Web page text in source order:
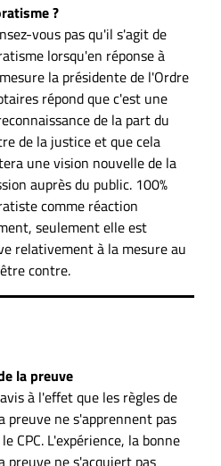
?
vous pas qu'il s'agit de
lorsqu'en réponse à
la présidente de l'Ordre
répond que c'est une
de la part du
de la justice et que cela
une vision nouvelle de la
auprès du public. 100%
comme réaction
seulement elle est
relativement à la mesure au
contre.
la preuve
à l'effet que les règles de
preuve ne s'apprennent pas
CPC. L'expérience, la bonne
preuve ne s'acquiert pas